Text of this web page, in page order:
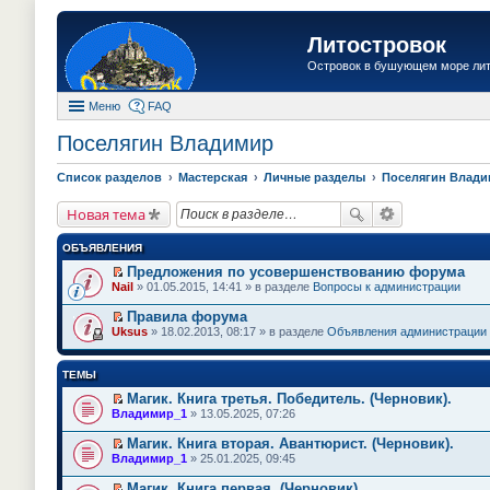
Литостровок
Островок в бушующем море
Меню FAQ
Поселягин Владимир
Список разделов Мастерская Личные разделы Поселягин
Новая тема
ОБЪЯВЛЕНИЯ
П
р
е
й
т
и
п
е
р
о
м
у
н
Предложения по усовершенствованию форума
Nail » 01.05.2015, 14:41 » в разделе Вопросы к администрации
П
р
т
и
к
п
е
р
о
Правила форума
Uksus » 18.02.2013, 08:17 » в разделе Объявления администрации
ТЕМЫ
П
р
е
й
т
Магик. Книга третья. Победитель. (Черновик).
Владимир_1 » 13.05.2025, 07:26
П
р
Магик. Книга вторая. Авантюрист. (Черновик).
Владимир_1 » 25.01.2025, 09:45